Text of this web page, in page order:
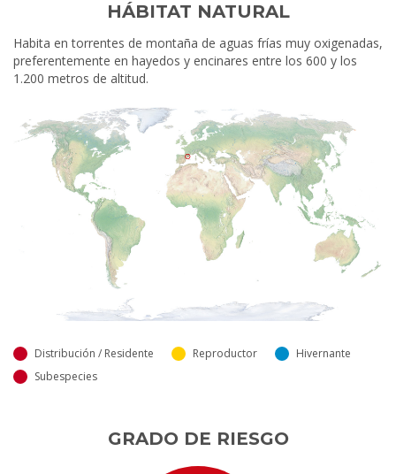
HÁBITAT NATURAL
Habita en torrentes de montaña de aguas frías muy oxigenadas,
preferentemente en hayedos y encinares entre los 600 y los
1.200 metros de altitud.
Distribución / Residente Reproductor
Hivernante
Subespecies
GRADO DE RIESGO